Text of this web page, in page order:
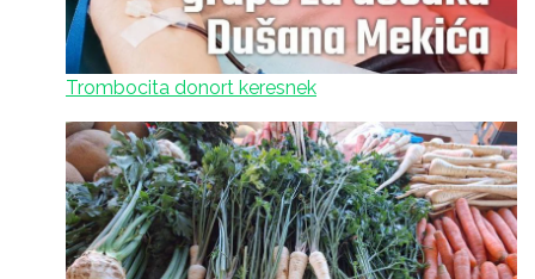
Trombocita donort keresnek